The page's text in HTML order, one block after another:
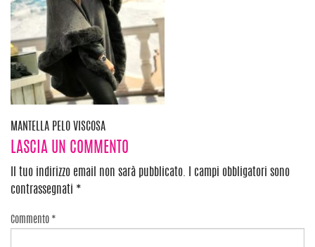
Navigazione
articoli
MANTELLA PELO VISCOSA
LASCIA UN COMMENTO
Il tuo indirizzo email non sarà pubblicato.
I campi obbligatori sono
contrassegnati *
Commento *